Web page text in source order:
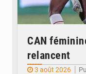
CAN
relancent
3 août 2026